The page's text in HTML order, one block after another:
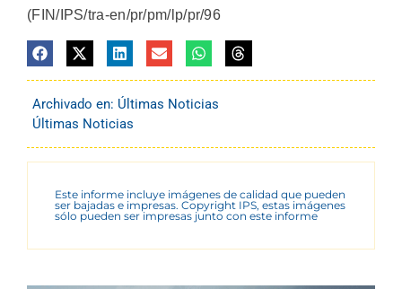
(FIN/IPS/tra-en/pr/pm/lp/pr/96
Archivado en: Últimas Noticias
Últimas Noticias
Este informe incluye imágenes de calidad que pueden
ser bajadas e impresas. Copyright IPS, estas imágenes
sólo pueden ser impresas junto con este informe